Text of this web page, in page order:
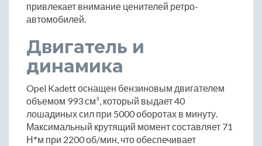
привлекает внимание ценителей ретро-
автомобилей.
Двигатель и
динамика
Opel Kadett оснащен бензиновым двигателем
объемом 993 см³, который выдает 40
лошадиных сил при 5000 оборотах в минуту.
Максимальный крутящий момент составляет 71
Н*м при 2200 об/мин, что обеспечивает